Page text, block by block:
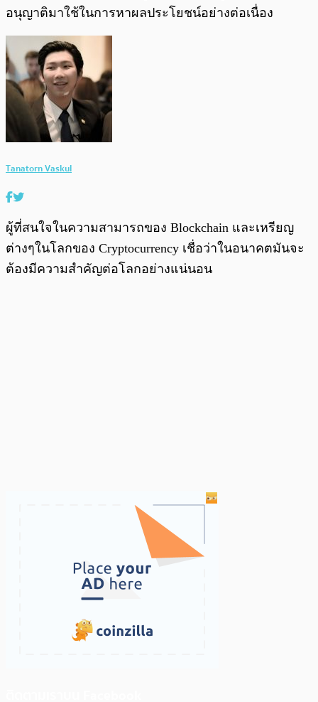
อนุญาติมาใช้ในการหาผลประโยชน์อย่างต่อเนื่อง
Tanatorn Vaskul
ผู้ที่สนใจในความสามารถของ Blockchain และเหรียญ
ต่างๆในโลกของ Cryptocurrency เชื่อว่าในอนาคตมันจะ
ต้องมีความสำคัญต่อโลกอย่างแน่นอน